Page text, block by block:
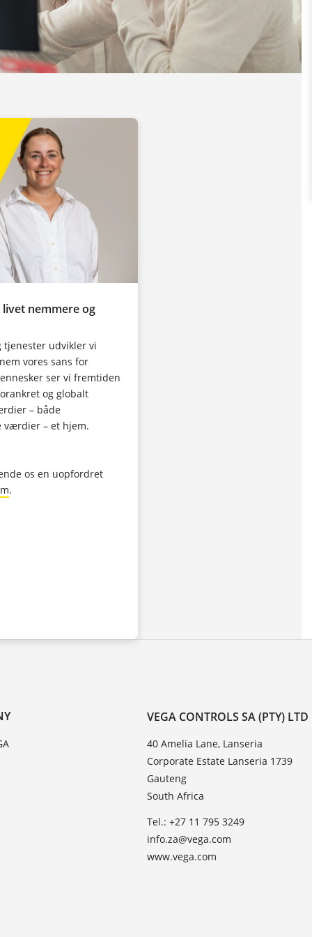
nemmere og
tjenester udvikler vi
vores sans for
ser vi fremtiden
og globalt
– både
værdier – et hjem.
os en uopfordret
.
VEGA CONTROLS SA (PTY) LTD
40 Amelia Lane, Lanseria
Corporate Estate Lanseria 1739
Gauteng
South Africa
Tel.: +27 11 795 3249
info.za@vega.com
www.vega.com